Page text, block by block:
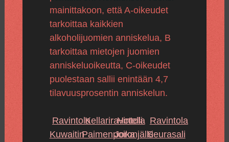
mainittakoon, että A-oikeudet
tarkoittaa kaikkien
alkoholijuomien anniskelua, B
tarkoittaa mietojen juomien
anniskeluoikeutta, C-oikeudet
puolestaan sallii enintään 4,7
tilavuusprosentin anniskelun.
Ravintola
Kuwaitin
Kellariravintola
Paimenpoika
Hotelli
Joronjälki
Ravintola
Seurasali